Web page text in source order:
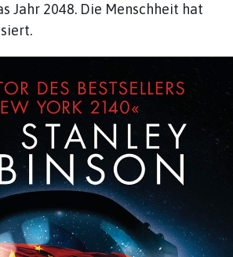
Jahr 2048. Die Menschheit hat